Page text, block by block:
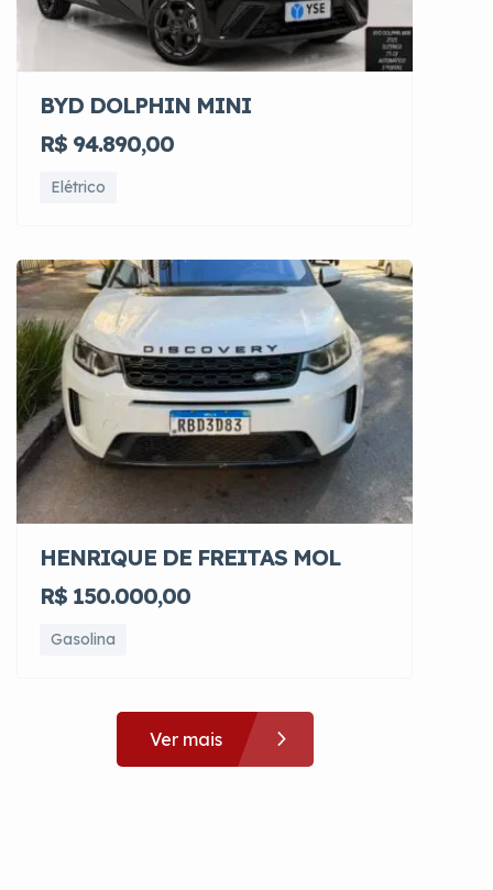
BYD DOLPHIN MINI
R$ 94.890,00
Elétrico
HENRIQUE DE FREITAS MOL
R$ 150.000,00
Gasolina
Ver mais